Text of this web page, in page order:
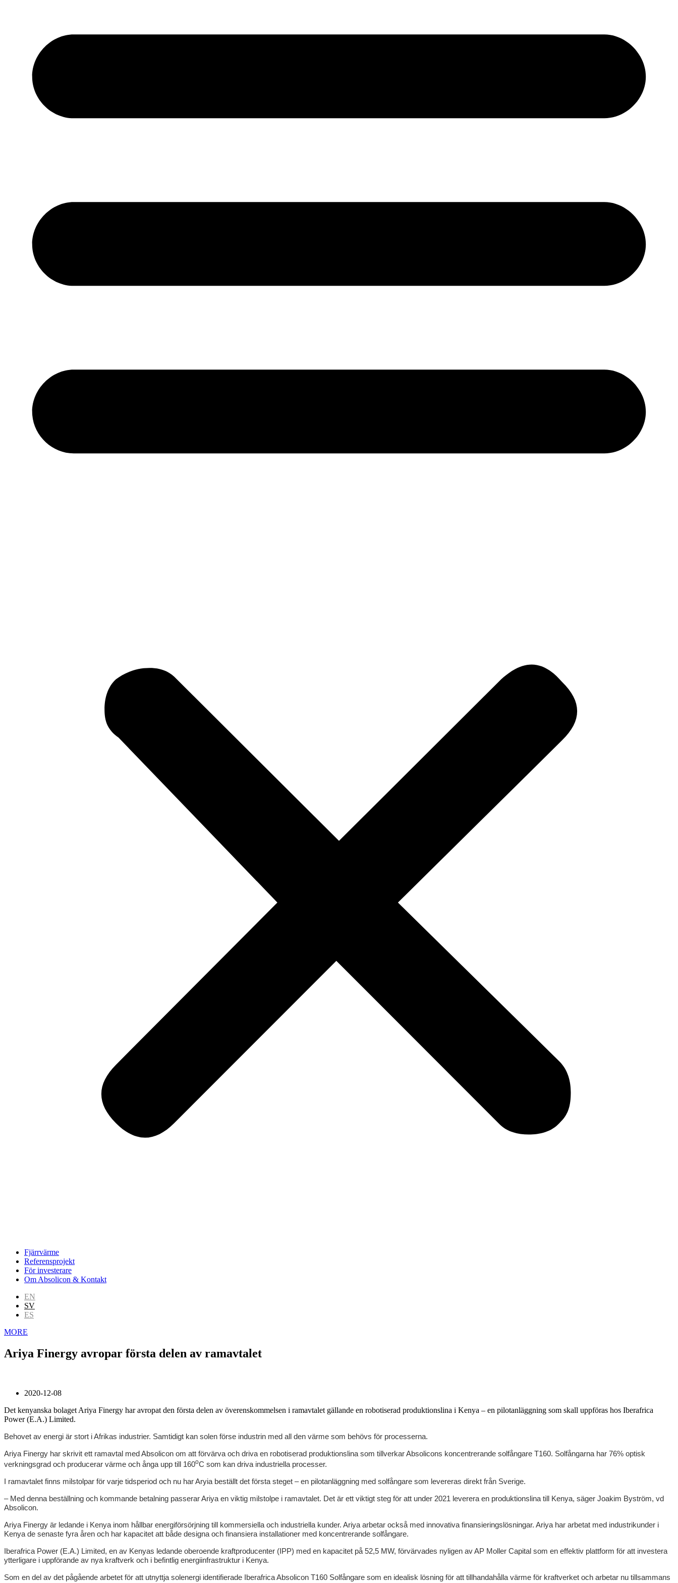
Fjärrvärme
Referensprojekt
För investerare
Om Absolicon & Kontakt
EN
SV
ES
MORE
Ariya Finergy avropar första delen av ramavtalet
2020-12-08
Det kenyanska bolaget Ariya Finergy har avropat den första delen av överenskommelsen i ramavtalet gällande en robotiserad produktionslina i Kenya – en pilotanläggning som skall uppföras hos Iberafrica
Power (E.A.) Limited.
Behovet av energi är stort i Afrikas industrier. Samtidigt kan solen förse industrin med all den värme som behövs för processerna.
Ariya Finergy har skrivit ett ramavtal med Absolicon om att förvärva och driva en robotiserad produktionslina som tillverkar Absolicons koncentrerande solfångare T160. Solfångarna har 76% optisk
verkningsgrad och producerar värme och ånga upp till 160oC som kan driva industriella processer.
I ramavtalet finns milstolpar för varje tidsperiod och nu har Aryia beställt det första steget – en pilotanläggning med solfångare som levereras direkt från Sverige.
– Med denna beställning och kommande betalning passerar Ariya en viktig milstolpe i ramavtalet. Det är ett viktigt steg för att under 2021 leverera en produktionslina till Kenya, säger Joakim Byström, vd
Absolicon.
Ariya Finergy är ledande i Kenya inom hållbar energiförsörjning till kommersiella och industriella kunder. Ariya arbetar också med innovativa finansieringslösningar. Ariya har arbetat med industrikunder i
Kenya de senaste fyra åren och har kapacitet att både designa och finansiera installationer med koncentrerande solfångare.
Iberafrica Power (E.A.) Limited, en av Kenyas ledande oberoende kraftproducenter (IPP) med en kapacitet på 52,5 MW, förvärvades nyligen av AP Moller Capital som en effektiv plattform för att investera
ytterligare i uppförande av nya kraftverk och i befintlig energiinfrastruktur i Kenya.
Som en del av det pågående arbetet för att utnyttja solenergi identifierade Iberafrica Absolicon T160 Solfångare som en idealisk lösning för att tillhandahålla värme för kraftverket och arbetar nu tillsammans